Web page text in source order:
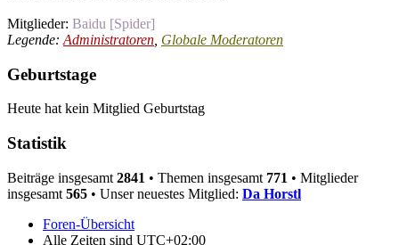
Mitglieder: Baidu [Spider]
Legende: Administratoren Globale Moderatoren
Geburtstage
Heute hat kein Mitglied Geburtstag
Statistik
Beiträge insgesamt 2841 • Themen insgesamt 771 • Mitglieder
insgesamt 565 • Unser neuestes Mitglied: Da Horstl
Foren-Übersicht
Alle Zeiten sind UTC+02:00